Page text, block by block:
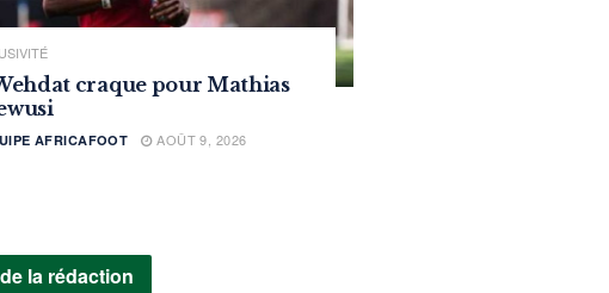
craque pour Mathias
AFRICAFOOT AOÛT 9, 2026
la rédaction